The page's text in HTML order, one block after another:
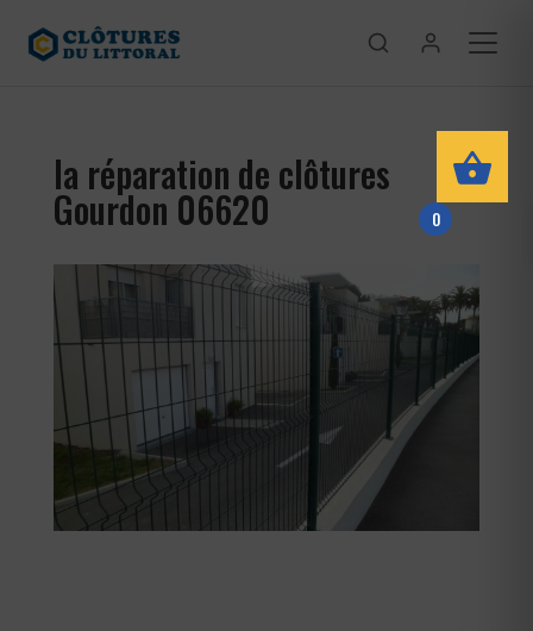
la réparation de clôtures
Gourdon 06620 0